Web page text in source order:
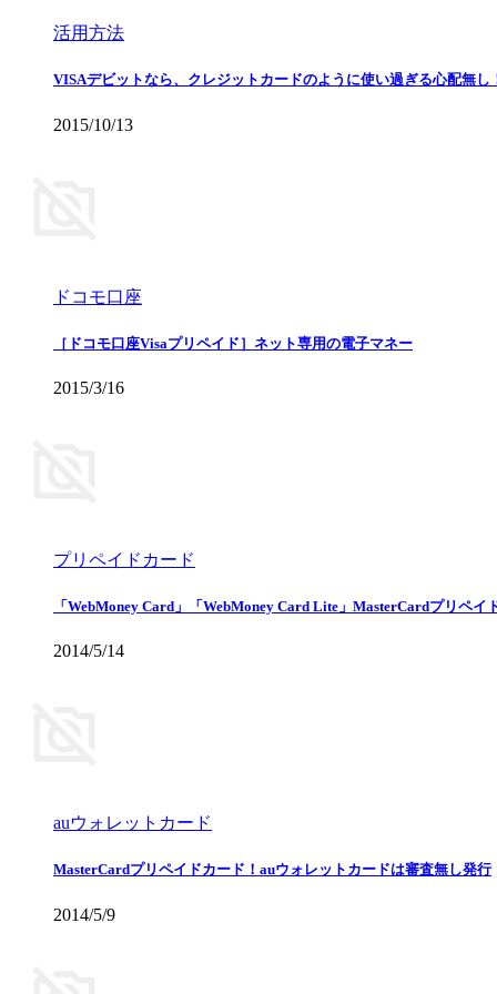
活用方法
VISAデビットなら、クレジットカードのように使い過ぎる心配無
2015/10/13
ドコモ口座
［ドコモ口座Visaプリペイド］ネット専用の電子マネー
2015/3/16
プリペイドカード
「WebMoney Card」「WebMoney Card Lite」MasterCardプリペイ
2014/5/14
auウォレットカード
MasterCardプリペイドカード！auウォレットカードは審査無し発行
2014/5/9